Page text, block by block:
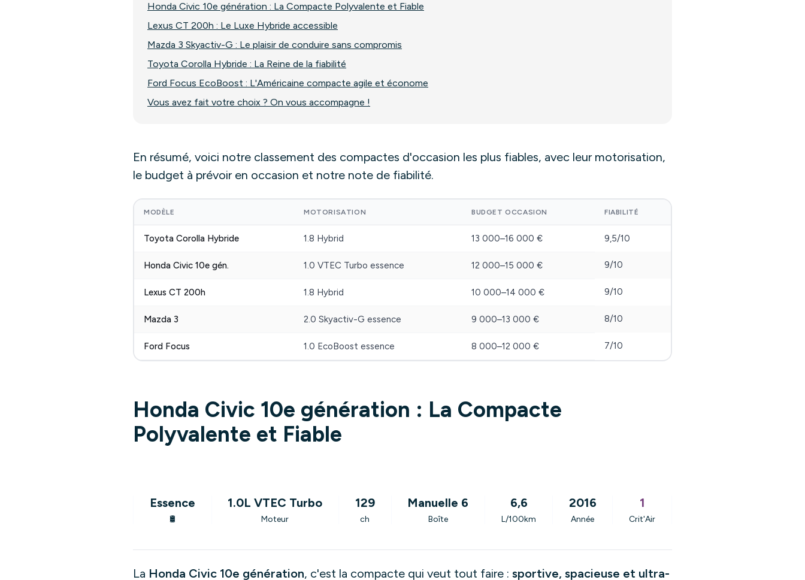
Honda Civic 10e génération : La Compacte Polyvalente et Fiable
Lexus CT 200h : Le Luxe Hybride accessible
Mazda 3 Skyactiv-G : Le plaisir de conduire sans compromis
Toyota Corolla Hybride : La Reine de la fiabilité
Ford Focus EcoBoost : L'Américaine compacte agile et économe
Vous avez fait votre choix ? On vous accompagne !
En résumé, voici notre classement des compactes d'occasion les plus fiables, avec leur motorisation,
le budget à prévoir en occasion et notre note de fiabilité.
MODÈLE MOTORISATION BUDGET OCCASION FIABILITÉ
Toyota Corolla Hybride 1.8 Hybrid 13 000–16 000 € 9,5/10
Honda Civic 10e gén. 1.0 VTEC Turbo essence 12 000–15 000 € 9/10
Lexus CT 200h 1.8 Hybrid 10 000–14 000 € 9/10
Mazda 3 2.0 Skyactiv-G essence 9 000–13 000 € 8/10
Ford Focus 1.0 EcoBoost essence 8 000–12 000 € 7/10
Honda Civic 10e génération : La Compacte
Polyvalente et Fiable
Essence
🛢️
1.0L VTEC Turbo
Moteur
129
ch
Manuelle 6
Boîte
6,6
L/100km
2016
Année
1
Crit'Air
La Honda Civic 10e génération, c'est la compacte qui veut tout faire : sportive, spacieuse et ultra-